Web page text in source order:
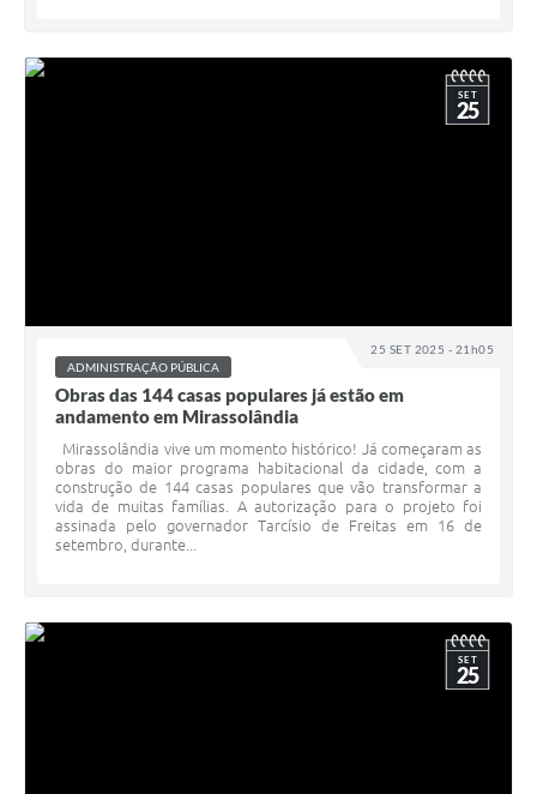
25 SET 2025 - 21h05
SET
25
ADMINISTRAÇÃO PÚBLICA
Obras das 144 casas populares já estão em
andamento em Mirassolândia
Mirassolândia vive um momento histórico! Já começaram as
obras do maior programa habitacional da cidade, com a
construção de 144 casas populares que vão transformar a
vida de muitas famílias. A autorização para o projeto foi
assinada pelo governador Tarcísio de Freitas em 16 de
setembro, durante...
SET
25